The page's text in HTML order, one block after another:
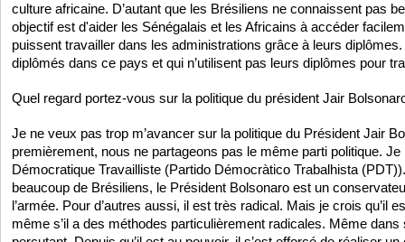
culture africaine. D’autant que les Brésiliens ne connaissent pas
objectif est d'aider les Sénégalais et les Africains à accéder
puissent travailler dans les administrations grâce à leurs
diplômés dans ce pays et qui n’utilisent pas leurs diplômes pour
Quel regard portez-vous sur la politique du président Jair
Je ne veux pas trop m’avancer sur la politique du Président Jair
premièrement, nous ne partageons pas le même parti politique. Je
Démocratique Travailliste (Partido Démocràtico Trabalhista
beaucoup de Brésiliens, le Président Bolsonaro est un
l’armée. Pour d’autres aussi, il est très radical. Mais je crois qu’il
même s’il a des méthodes particulièrement radicales. Même